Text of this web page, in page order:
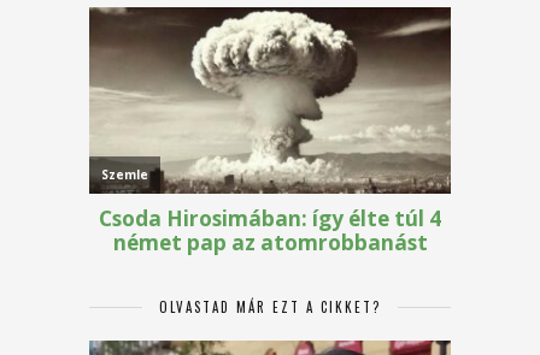
OLVASTAD MÁR EZT A CIKKET?